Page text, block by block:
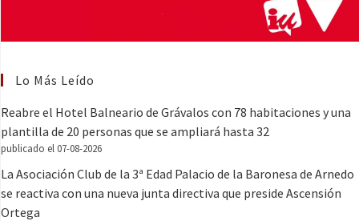
Lo Más Leído
Reabre el Hotel Balneario de Grávalos con 78 habitaciones y una
plantilla de 20 personas que se ampliará hasta 32
publicado el 07-08-2026
La Asociación Club de la 3ª Edad Palacio de la Baronesa de Arnedo
se reactiva con una nueva junta directiva que preside Ascensión
Ortega